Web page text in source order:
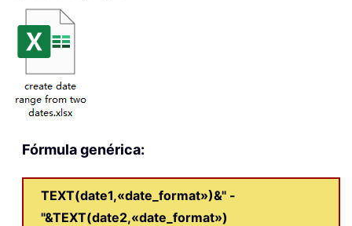
Fórmula genérica:
TEXT(date1,«date_format»)&" -
"&TEXT(date2,«date_format»)